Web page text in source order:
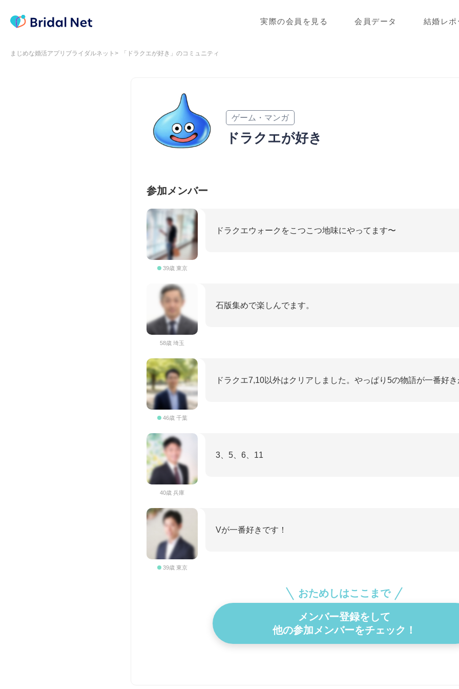
実際の会員を見る 会員データ 結婚レポ
まじめな婚活アプリブライダルネット 「ドラクエが好き」のコミュニティ
ゲーム・マンガ
ドラクエが好き
参加メンバー
39歳 東京
ドラクエウォークをこつこつ地味にやってます〜
58歳 埼玉
石版集めで楽しんでます。
46歳 千葉
ドラクエ7,10以外はクリアしました。やっぱり5の物語が一番好
40歳 兵庫
3、5、6、11
39歳 東京
Vが一番好きです！
おためしはここまで
メンバー登録をして
他の参加メンバーをチェック！